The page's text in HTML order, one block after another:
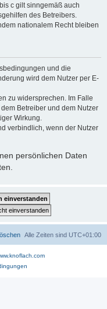
c gilt sinngemäß auch
des Betreibers.
nationalem Recht bleiben
und die
wird dem Nutzer per E-
zu widersprechen. Im Falle
Betreiber und dem Nutzer
Wirkung.
verbindlich, wenn der Nutzer
persönlichen Daten
Alle Zeiten sind UTC+01:00